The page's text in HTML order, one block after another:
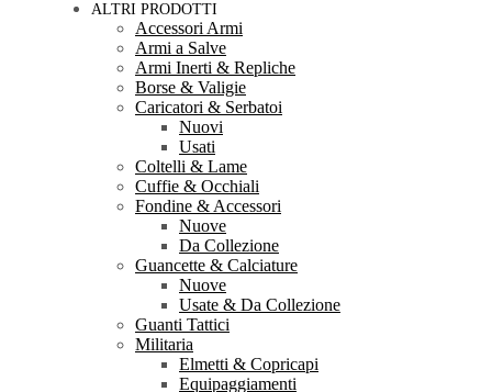
ALTRI PRODOTTI
Accessori Armi
Armi a Salve
Armi Inerti & Repliche
Borse & Valigie
Caricatori & Serbatoi
Nuovi
Usati
Coltelli & Lame
Cuffie & Occhiali
Fondine & Accessori
Nuove
Da Collezione
Guancette & Calciature
Nuove
Usate & Da Collezione
Guanti Tattici
Militaria
Elmetti & Copricapi
Equipaggiamenti